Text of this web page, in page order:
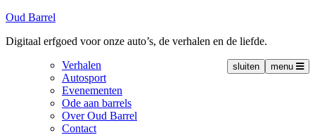
Oud Barrel
Digitaal erfgoed voor onze auto’s, de verhalen en de liefde.
menu
sluiten
Verhalen
Autosport
Evenementen
Ode aan barrels
Over Oud Barrel
Contact